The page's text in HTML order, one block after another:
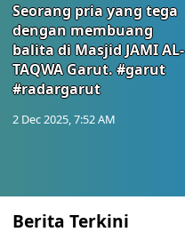
Seorang pria yang tega
dengan membuang
balita di Masjid JAMI AL-
TAQWA Garut. #garut
#radargarut
2 Dec 2025, 7:52 AM
Berita Terkini